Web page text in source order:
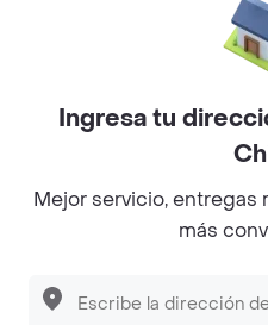
Descubre las
Pide tu comida favorita
Categorías
Ingresa tu
Mejor servicio, entregas
más